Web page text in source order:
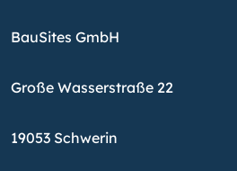
BauSites GmbH
Große Wasserstraße 22
19053 Schwerin